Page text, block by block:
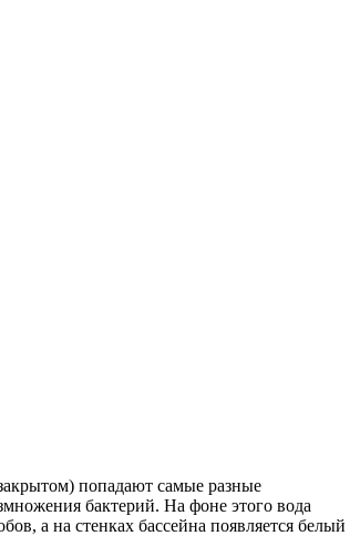
попадают самые разные
бактерий. На фоне этого вода
а на стенках бассейна появляется белый